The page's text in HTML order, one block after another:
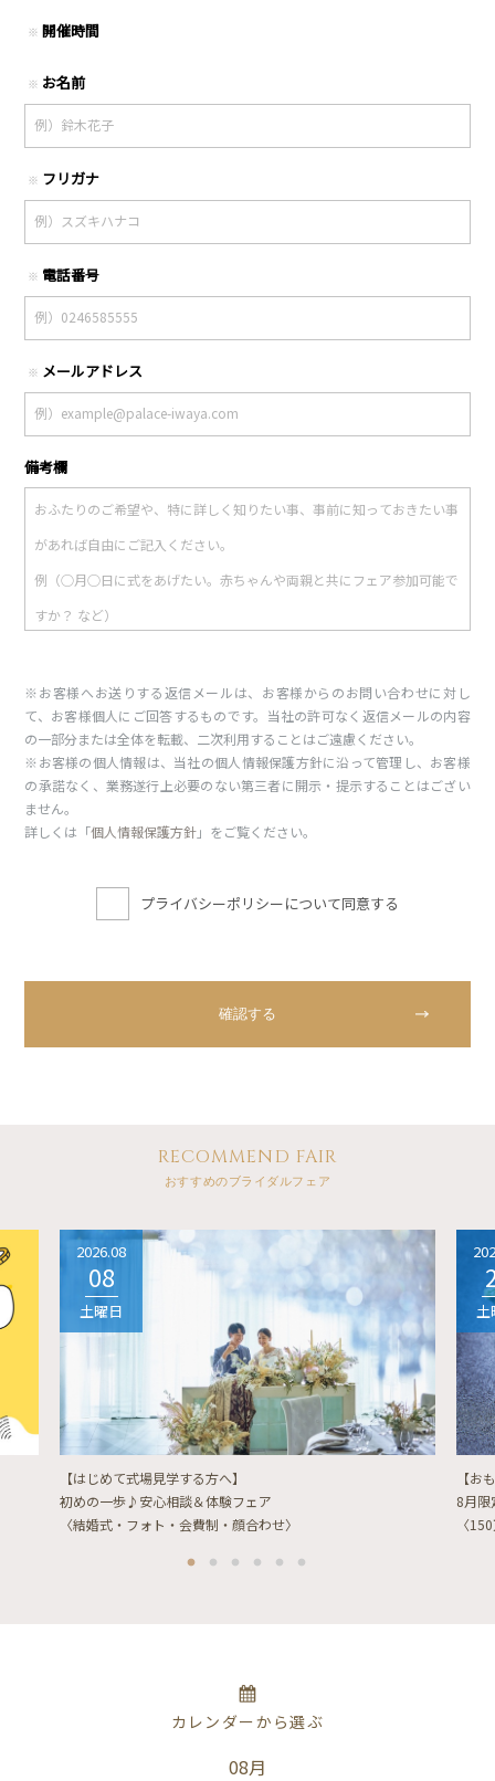
※ 開催時間
※ お名前
※ フリガナ
※ 電話番号
※ メールアドレス
備考欄
※お客様へお送りする返信メールは、お客様からのお問い合わせに対し
て、お客様個人にご回答するものです。当社の許可なく返信メールの内容
の一部分または全体を転載、二次利用することはご遠慮ください。
※お客様の個人情報は、当社の個人情報保護方針に沿って管理し、お客様
の承諾なく、業務遂行上必要のない第三者に開示・提示することはござい
ません。
詳しくは「個人情報保護方針」をご覧ください。
プライバシーポリシーについて同意する
RECOMMEND FAIR
おすすめのブライダルフェア
2026.08
08
土曜日
【はじめて式場見学する方へ】
初めの一歩♪安心相談＆体験フェア
〈結婚式・フォト・会費制・顔合わせ〉
土
【お
8月限
〈
カレンダーから選ぶ
08月